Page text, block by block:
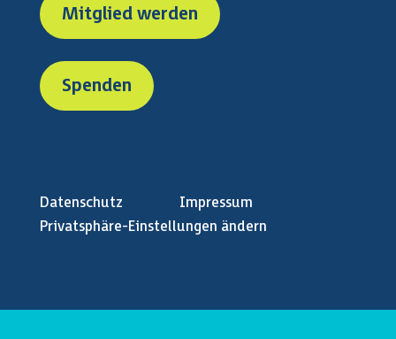
Mitglied werden
Spenden
Datenschutz
Impressum
Privatsphäre-Einstellungen ändern